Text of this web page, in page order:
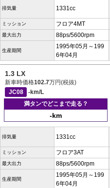
排気量 1331cc
ミッション フロア4MT
最大出力 88ps/5600rpm
生産期間
1995年05月～199
6年04月
1.3 LX
新車時価格102.7万円(税抜)
JC08
-km/L
満タンでどこまで走る？
-km
排気量 1331cc
ミッション フロア3AT
最大出力 88ps/5600rpm
生産期間
1995年05月～199
6年04月